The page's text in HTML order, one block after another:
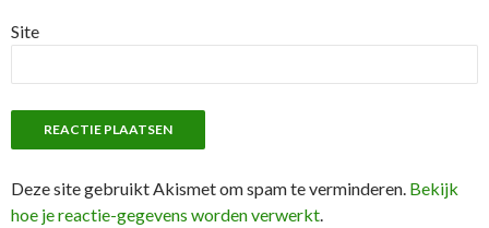
Site
Deze site gebruikt Akismet om spam te verminderen. Bekijk
hoe je reactie-gegevens worden verwerkt